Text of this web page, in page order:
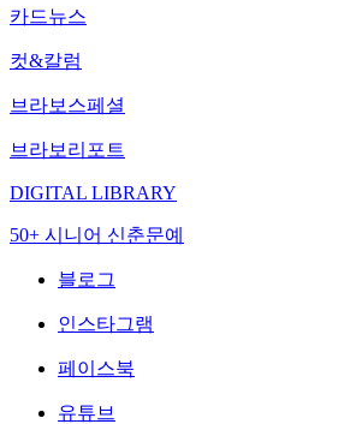
카드뉴스
컷&칼럼
브라보스페셜
브라보리포트
DIGITAL LIBRARY
50+ 시니어 신춘문예
블로그
인스타그램
페이스북
유튜브